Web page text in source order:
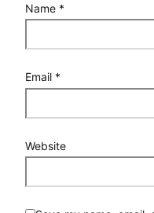
Name *
Email *
Website